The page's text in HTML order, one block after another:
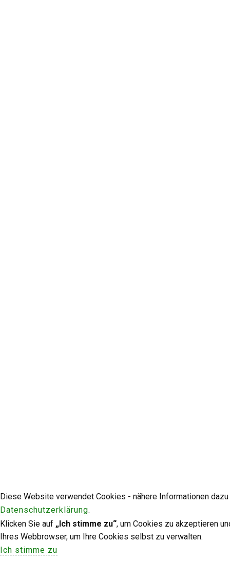
Diese Website verwendet Cookies - nähere Informationen
Datenschutzerklärung.
Klicken Sie auf „Ich stimme zu“, um Cookies zu akzeptieren
Ihres Webbrowser, um Ihre Cookies selbst zu verwalten.
Ich stimme zu